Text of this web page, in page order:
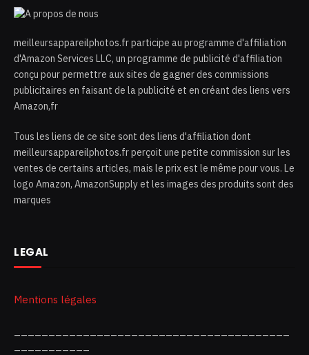
meilleursappareilphotos.fr participe au programme d'affiliation
d'Amazon Services LLC, un programme de publicité d'affiliation
conçu pour permettre aux sites de gagner des commissions
publicitaires en faisant de la publicité et en créant des liens vers
Amazon,fr
Tous les liens de ce site sont des liens d'affiliation dont
meilleursappareilphotos.fr perçoit une petite commission sur les
ventes de certains articles, mais le prix est le même pour vous. Le
logo Amazon, AmazonSupply et les images des produits sont des
marques
LEGAL
Mentions légales